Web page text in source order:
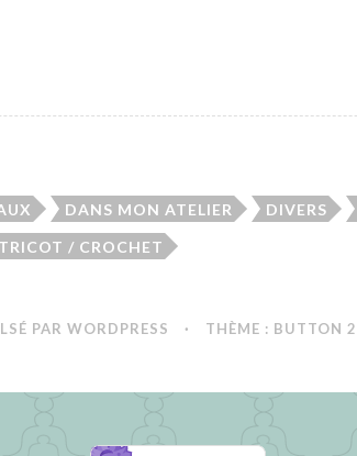
DANS MON ATELIER DIVERS
TRICOT / CROCHET
PAR WORDPRESS · THÈME : BUTTON 2